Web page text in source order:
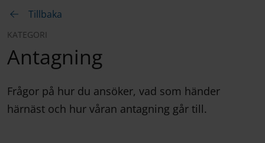
Tillbaka
KATEGORI
Antagning
Frågor på hur du ansöker, vad som händer
härnäst och hur våran antagning går till.